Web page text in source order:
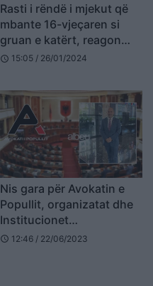
Rasti i rëndë i mjekut që
mbante 16-vjeçaren si
gruan e katërt, reagon
Avokati i Popullit
schedule 15:05 / 26/01/2024
Nis gara për Avokatin e
Popullit, organizatat dhe
Institucionet
Ndërkombëtare i
schedule 12:46 / 22/06/2023